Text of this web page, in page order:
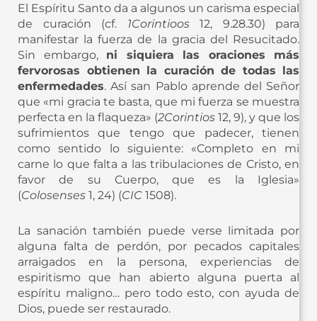
El Espíritu Santo da a algunos un carisma especial
de curación (cf. 1Corintioos12, 9.28.30) para
manifestar la fuerza de la gracia del Resucitado.
Sin embargo, ni siquiera las oraciones más
fervorosas obtienen la curación de todas las
enfermedades. Así san Pablo aprende del Señor
que «mi gracia te basta, que mi fuerza se muestra
perfecta en la flaqueza» (2Corintios 12, 9), y que los
sufrimientos que tengo que padecer, tienen
como sentido lo siguiente: «Completo en mi
carne lo que falta a las tribulaciones de Cristo, en
favor de su Cuerpo, que es la Iglesia»
(Colosenses 1, 24) (CIC 1508).
La sanación también puede verse limitada por
alguna falta de perdón, por pecados capitales
arraigados en la persona, experiencias de
espiritismo que han abierto alguna puerta al
espíritu maligno… pero todo esto, con ayuda de
Dios, puede ser restaurado.